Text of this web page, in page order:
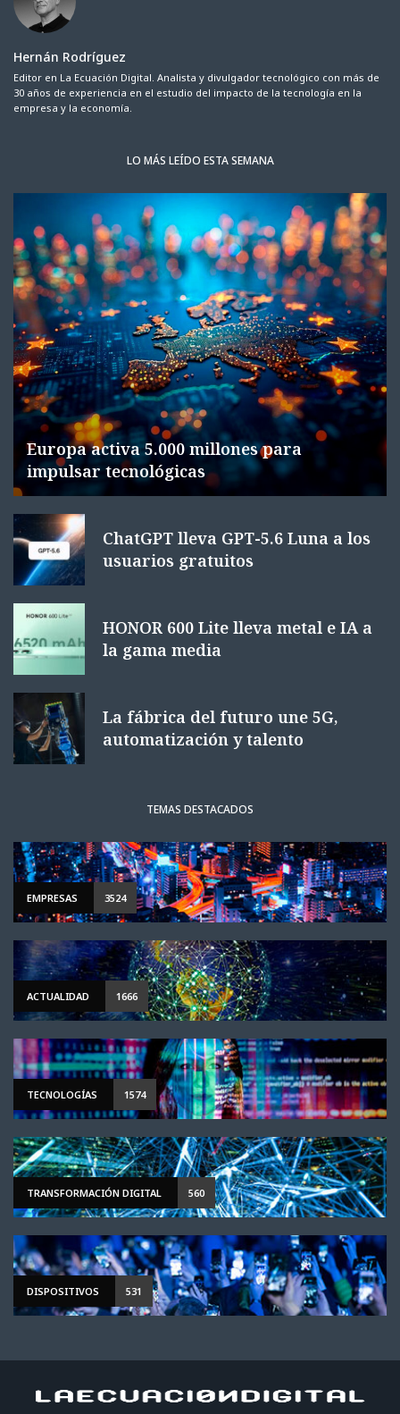
Hernán Rodríguez
Editor en La Ecuación Digital. Analista y divulgador tecnológico con más de
30 años de experiencia en el estudio del impacto de la tecnología en la
empresa y la economía.
LO MÁS LEÍDO ESTA SEMANA
Europa activa 5.000 millones para
impulsar tecnológicas
ChatGPT lleva GPT-5.6 Luna a los
usuarios gratuitos
HONOR 600 Lite lleva metal e IA a
la gama media
La fábrica del futuro une 5G,
automatización y talento
TEMAS DESTACADOS
EMPRESAS 3524
ACTUALIDAD 1666
TECNOLOGÍAS 1574
TRANSFORMACIÓN DIGITAL 560
DISPOSITIVOS 531